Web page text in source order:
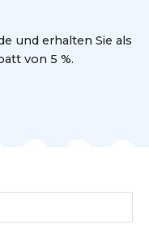
und erhalten Sie als
von 5 %.